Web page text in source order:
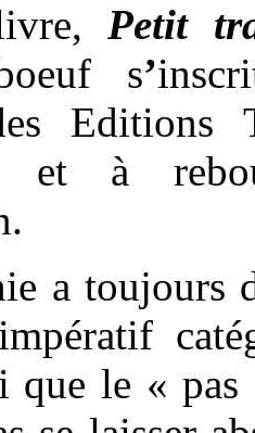
Petit
s’
Editions
et à
a toujours
que le «